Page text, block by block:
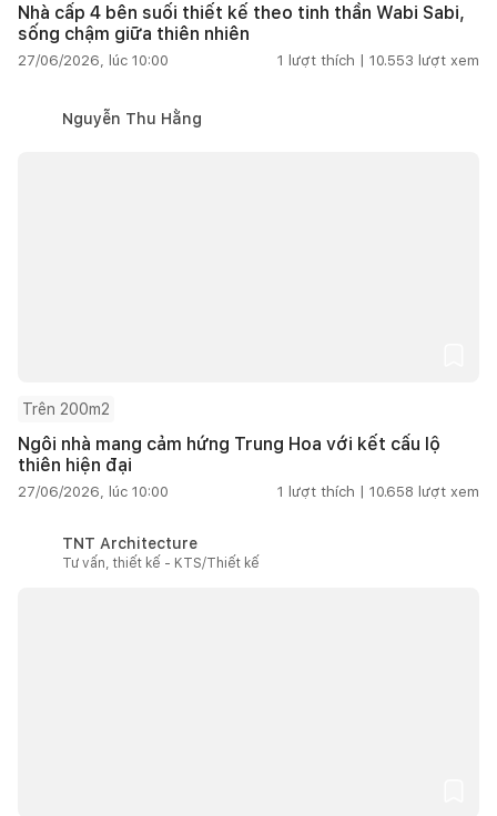
Nhà cấp 4 bên suối thiết kế theo tinh thần Wabi Sabi,
sống chậm giữa thiên nhiên
27/06/2026, lúc 10:00 1 lượt thích | 10.553 lượt xem
Nguyễn Thu Hằng
Trên 200m2
Ngôi nhà mang cảm hứng Trung Hoa với kết cấu lộ
thiên hiện đại
27/06/2026, lúc 10:00 1 lượt thích | 10.658 lượt xem
TNT Architecture
Tư vấn, thiết kế - KTS/Thiết kế